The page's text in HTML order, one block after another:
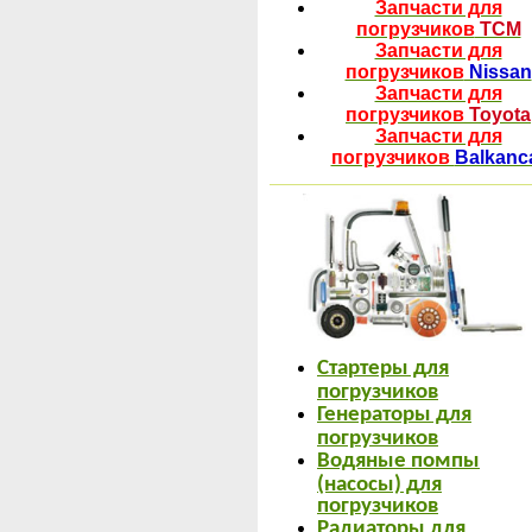
Запчасти для
погрузчиковTCM
Запчасти для
погрузчиковNissan
Запчасти для
погрузчиков Toyota
Запчасти для
погрузчиков
Стартеры для
погрузчиков
Генераторы для
погрузчиков
Водяные помпы
(насосы) для
погрузчиков